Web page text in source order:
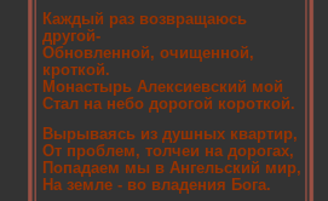
Каждый раз возвращаюсь
другой-
Обновленной, очищенной,
кроткой.
Монастырь Алексиевский мой
Стал на небо дорогой короткой.
Вырываясь из душных квартир,
От проблем, толчеи на дорогах,
Попадаем мы в Ангельский мир,
На земле - во владения Бога.